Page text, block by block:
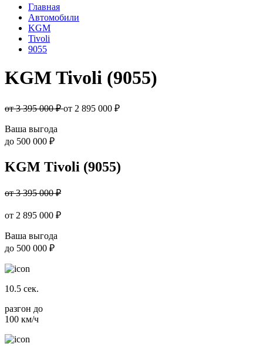
Главная
Автомобили
KGM
Tivoli
9055
KGM Tivoli (9055)
от 3 395 000 ₽от 2 895 000 ₽
Ваша выгода
до 500 000 ₽
KGM Tivoli (9055)
от 3 395 000 ₽
от 2 895 000 ₽
Ваша выгода
до 500 000 ₽
10.5 сек.
разгон до
100 км/ч